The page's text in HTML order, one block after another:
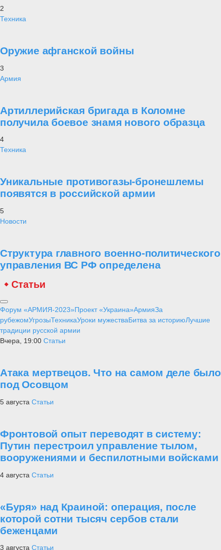
2
Техника
Оружие афганской войны
3
Армия
Артиллерийская бригада в Коломне
получила боевое знамя нового образца
4
Техника
Уникальные противогазы-бронешлемы
появятся в российской армии
5
Новости
Структура главного военно-политического
управления ВС РФ определена
Статьи
Форум «АРМИЯ-2023»Проект «Украина»АрмияЗа
рубежомУгрозыТехникаУроки мужестваБитва за историюЛучшие
традиции русской армии
Вчера, 19:00 Статьи
Атака мертвецов. Что на самом деле было
под Осовцом
5 августа Статьи
Фронтовой опыт переводят в систему:
Путин перестроил управление тылом,
вооружениями и беспилотными войсками
4 августа Статьи
«Буря» над Краиной: операция, после
которой сотни тысяч сербов стали
беженцами
3 августа Статьи